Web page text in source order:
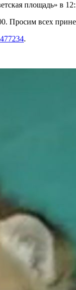
площадь» в
Просим всех
.